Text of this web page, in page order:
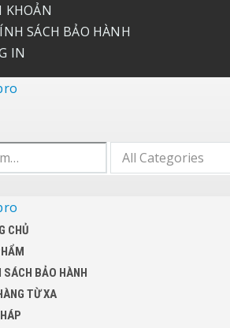
KHOẢN
SÁCH BẢO HÀNH
IN
CHỦ
SÁCH BẢO HÀNH
TỪ XA